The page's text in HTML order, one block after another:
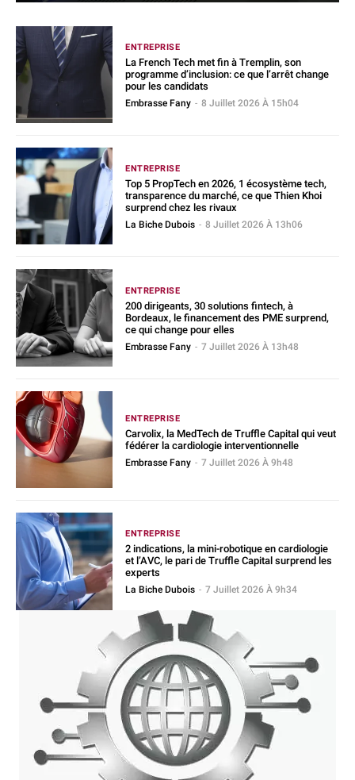
ENTREPRISE
La French Tech met fin à Tremplin, son
programme d’inclusion: ce que l’arrêt change
pour les candidats
Embrasse Fany - 8 Juillet 2026 À 15h04
ENTREPRISE
Top 5 PropTech en 2026, 1 écosystème tech,
transparence du marché, ce que Thien Khoi
surprend chez les rivaux
La Biche Dubois - 8 Juillet 2026 À 13h06
ENTREPRISE
200 dirigeants, 30 solutions fintech, à
Bordeaux, le financement des PME surprend,
ce qui change pour elles
Embrasse Fany - 7 Juillet 2026 À 13h48
ENTREPRISE
Carvolix, la MedTech de Truffle Capital qui veut
fédérer la cardiologie interventionnelle
Embrasse Fany - 7 Juillet 2026 À 9h48
ENTREPRISE
2 indications, la mini-robotique en cardiologie
et l’AVC, le pari de Truffle Capital surprend les
experts
La Biche Dubois - 7 Juillet 2026 À 9h34